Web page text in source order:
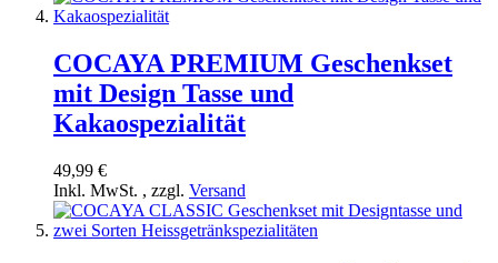
COCAYA PREMIUM Geschenkset
mit Design Tasse und
Kakaospezialität
49,99 €
Inkl. MwSt. , zzgl. Versand